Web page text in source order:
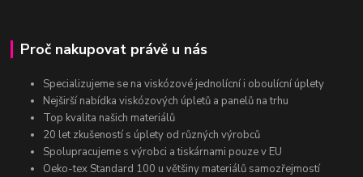
Proč nakupovat právě u nás
Specializujeme se na viskózové jednolícní i oboulícní úplety
Nejširší nabídka viskózových úpletů a panelů na trhu
Top kvalita našich materiálů
20 let zkušeností s úplety od různých výrobců
Spolupracujeme s výrobci a tiskárnami pouze v EU
Oeko-tex Standard 100 u většiny materiálů samozřejmostí